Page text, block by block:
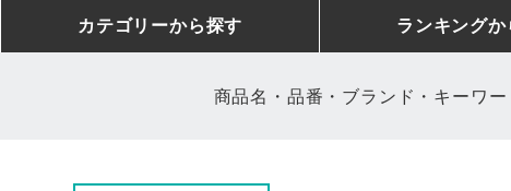
カテゴリーから探す ランキングか
商品名・品番・ブランド・キーワ